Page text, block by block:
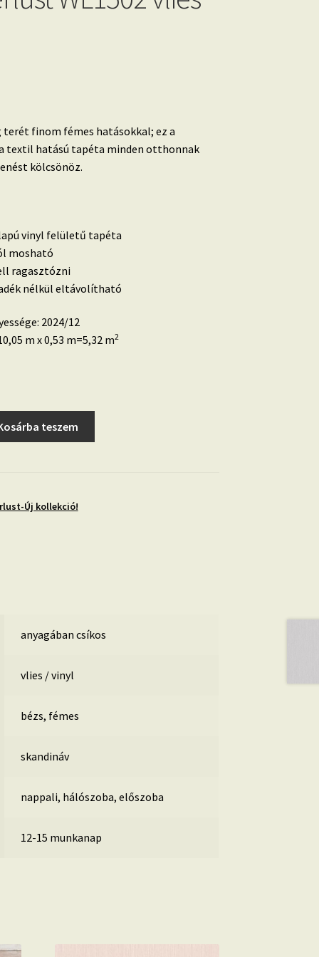
terét finom fémes hatásokkal; ez a
textil hatású tapéta minden otthonnak
kölcsönöz.
vinyl felületű tapéta
mosható
ragasztózni
nélkül eltávolítható
2024/12
m x 0,53 m=5,32 m2
teszem
Új kollekció!
anyagában csíkos
vlies / vinyl
bézs, fémes
skandináv
nappali, hálószoba, előszoba
12-15 munkanap